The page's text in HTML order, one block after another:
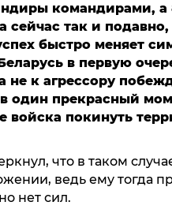
командирами, а
сейчас так и подавно,
быстро меняет
в первую
не к агрессору
один прекрасный
войска покинуть
что в таком
ведь ему тогда
нет сил.